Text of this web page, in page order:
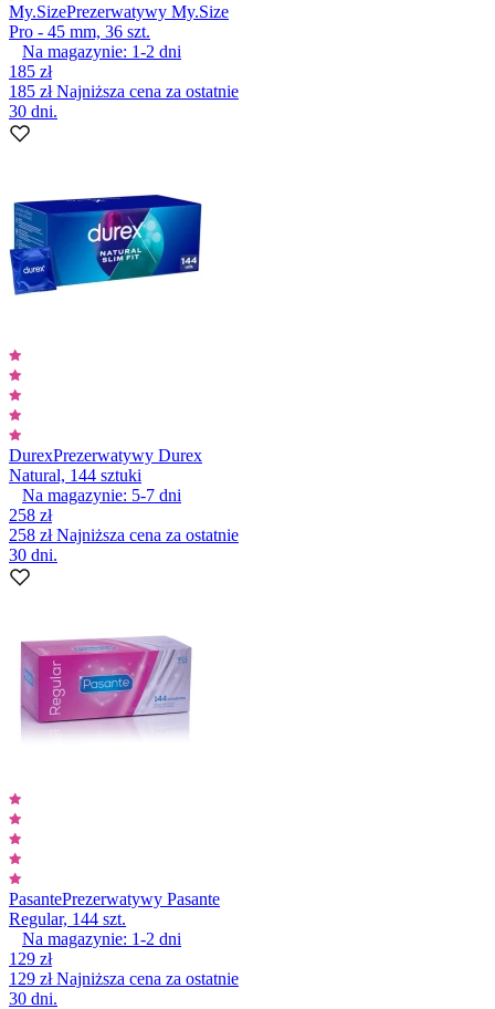
My.SizePrezerwatywy My.Size
Pro - 45 mm, 36 szt.
Na magazynie: 1-2 dni
185 zł
185 złNajniższa cena za ostatnie
30 dni.
DurexPrezerwatywy Durex
Natural, 144 sztuki
Na magazynie: 5-7 dni
258 zł
258 złNajniższa cena za ostatnie
30 dni.
PasantePrezerwatywy Pasante
Regular, 144 szt.
Na magazynie: 1-2 dni
129 zł
129 złNajniższa cena za ostatnie
30 dni.